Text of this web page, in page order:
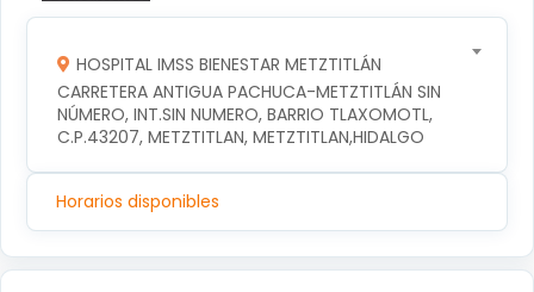
HOSPITAL IMSS BIENESTAR METZTITLÁN
CARRETERA ANTIGUA PACHUCA-METZTITLÁN SIN
NÚMERO, INT.SIN NUMERO, BARRIO TLAXOMOTL,
C.P.43207, METZTITLAN, METZTITLAN,HIDALGO
Horarios disponibles